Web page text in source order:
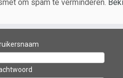
om spam te verminderen.